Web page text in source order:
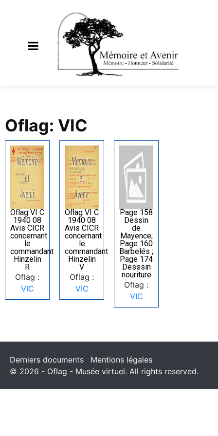
Oflag: VIC
Oflag VI C
1940 08
Avis CICR
concernant
le
commandant
Hinzelin
R
Oflag :
VIC
Oflag VI C
1940 08
Avis CICR
concernant
le
commandant
Hinzelin
V
Oflag :
VIC
Page 158
Dessin
de
Mayence;
Page 160
Barbelés ;
Page 174
Desssin
nouriture
Oflag :
VIC
Derniers documents
Mentions légales
© 2026 - Oflag - Musée virtuel. All rights reserved.